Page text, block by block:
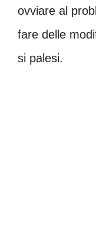
ovviare al
fare delle
si palesi.